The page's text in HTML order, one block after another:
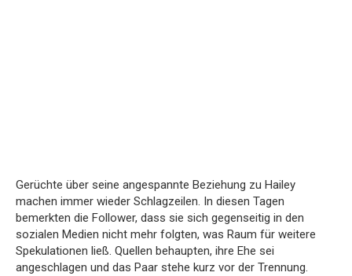
Gerüchte über seine angespannte Beziehung zu Hailey
machen immer wieder Schlagzeilen. In diesen Tagen
bemerkten die Follower, dass sie sich gegenseitig in den
sozialen Medien nicht mehr folgten, was Raum für weitere
Spekulationen ließ. Quellen behaupten, ihre Ehe sei
angeschlagen und das Paar stehe kurz vor der Trennung.